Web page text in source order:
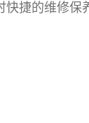
捷的维修保